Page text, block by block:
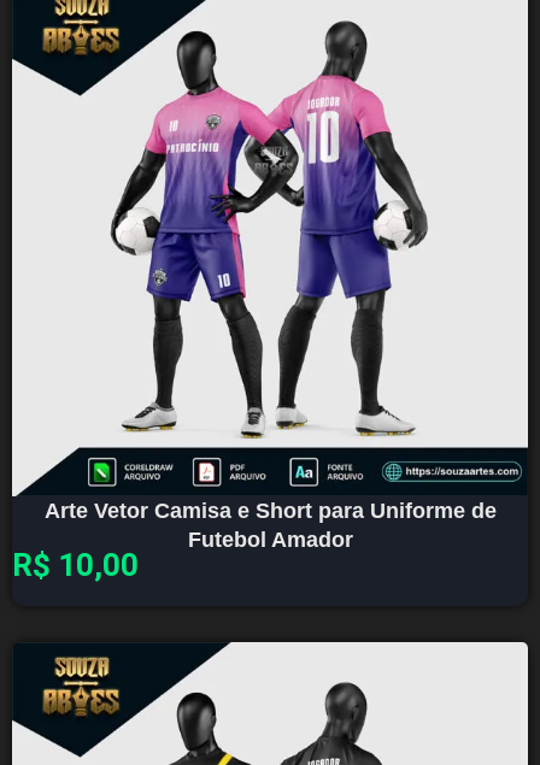
Arte Vetor Camisa e Short para Uniforme de
Futebol Amador
R$ 10,00